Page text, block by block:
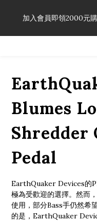
享有弦線
加入會員即領2000元
「一生弦命！」單筆購
Blumes
Shredder
Pedal
EarthQuaker Devices的
極為受歡迎的選擇。然而
使用，部分Bass手仍然希
的是，EarthQuaker